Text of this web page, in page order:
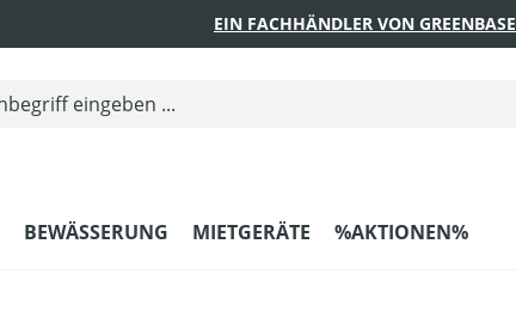
EIN FACHHÄNDLER VON GREENBASE
BEWÄSSERUNG MIETGERÄTE %AKTIONEN%